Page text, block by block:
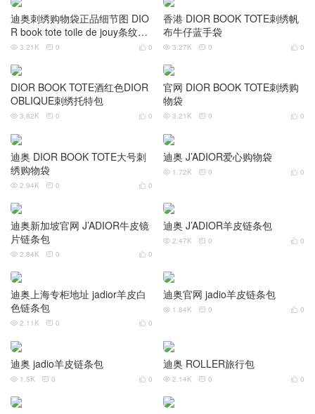
Dubai Chanel Flip bag large la
mbskin black
dior book tote toile de jouy购物
袋酒红动物刺绣
 3.09K  0
dior book tote toile de jouy购物
袋
DIOR book tote toile de jouy条
纹购物袋
迪奥刺绣购物袋正品细节图 DIO
R book tote toile de jouy条纹黑
购物袋

香港 DIOR BOOK TOTE刺绣帆
布牛仔蓝手袋
 3.27K